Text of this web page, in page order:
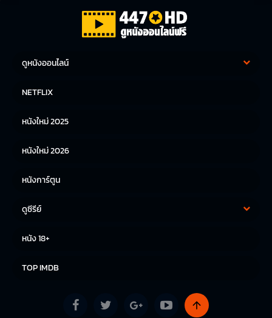
ดูหนังออนไลน์
หนังญี่ปุ่น
NETFLIX
หนังใหม่ 2025
หนังใหม่ 2026
หนังการ์ตูน
ดูซีรีย์
หนัง 18+
TOP IMDB